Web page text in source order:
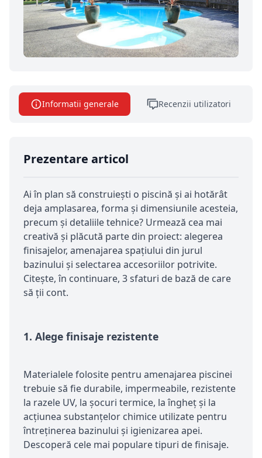
Informatii generale Recenzii utilizatori
Prezentare articol
Ai în plan să construiești o piscină și ai hotărât
deja amplasarea, forma și dimensiunile acesteia,
precum și detaliile tehnice? Urmează cea mai
creativă și plăcută parte din proiect: alegerea
finisajelor, amenajarea spațiului din jurul
bazinului și selectarea accesoriilor potrivite.
Citește, în continuare, 3 sfaturi de bază de care
să ții cont.
1. Alege finisaje rezistente
Materialele folosite pentru amenajarea piscinei
trebuie să fie durabile, impermeabile, rezistente
la razele UV, la șocuri termice, la îngheț și la
acțiunea substanțelor chimice utilizate pentru
întreținerea bazinului și igienizarea apei.
Descoperă cele mai populare tipuri de finisaje.